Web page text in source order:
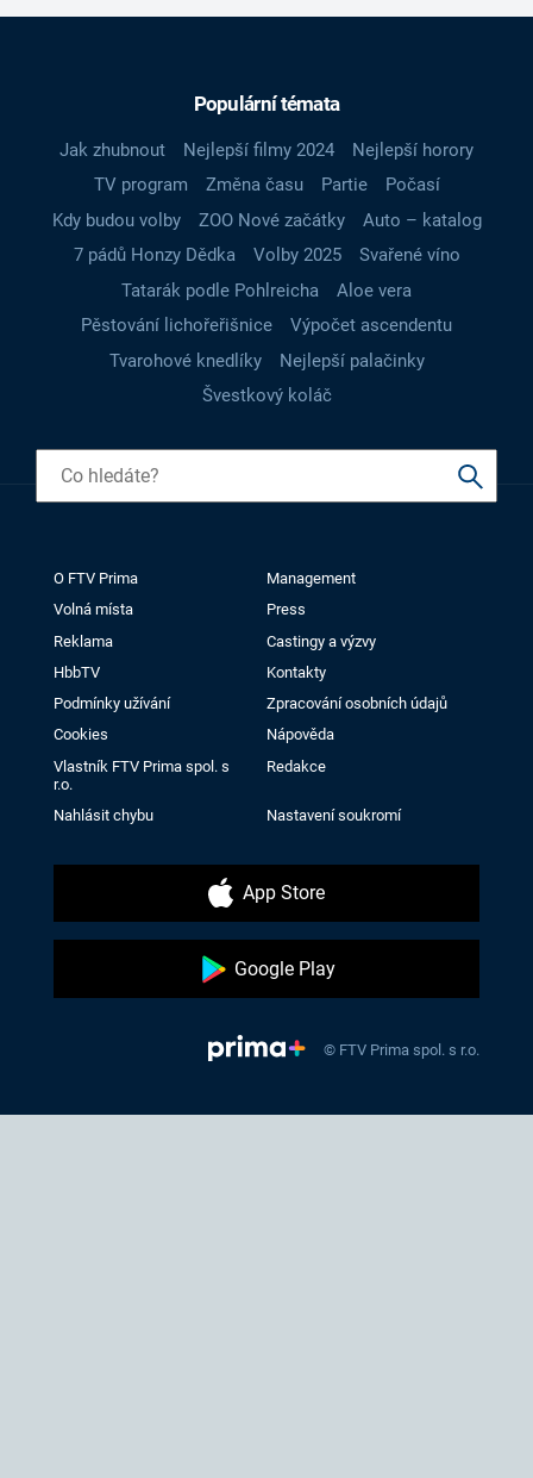
Populární témata
Jak zhubnout Nejlepší filmy 2024
Nejlepší horory
TV program
Změna času Partie
Počasí
Kdy budou volby
ZOO Nové začátky
Auto – katalog
7 pádů Honzy Dědka
Volby 2025
Svařené víno
Tatarák podle Pohlreicha
Aloe vera
Pěstování lichořeřišnice
Výpočet ascendentu
Tvarohové knedlíky
Nejlepší palačinky
Švestkový koláč
O FTV Prima
Management
Volná místa
Press
Reklama
Castingy a výzvy
HbbTV
Kontakty
Podmínky užívání
Zpracování osobních údajů
Cookies
Nápověda
Vlastník FTV Prima spol. s
r.o.
Redakce
Nahlásit chybu Nastavení soukromí
App Store
Google Play
© FTV Prima spol. s r.o.